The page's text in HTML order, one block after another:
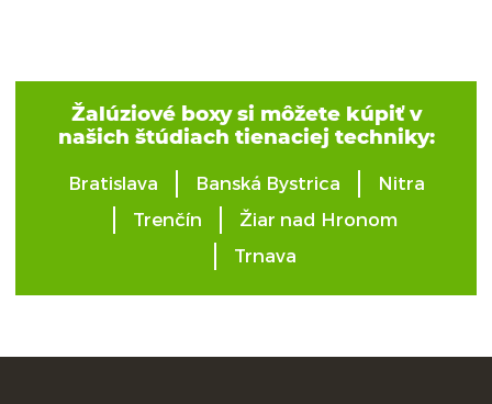
Žalúziové boxy si môžete kúpiť v
našich štúdiach tienaciej techniky:
Bratislava Banská Bystrica
Nitra
Trenčín
Žiar nad Hronom
Trnava